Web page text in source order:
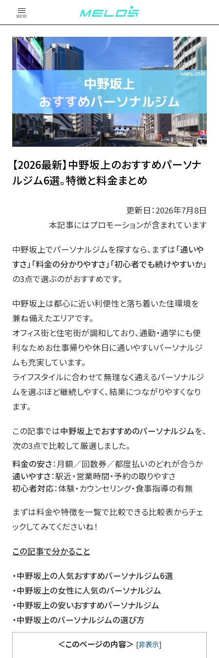
MENU
【2026最新】中野坂上のおすすめパーソナ
ルジム6選。特徴と料金まとめ
更新日：2026年7月8日
本記事にはプロモーションが含まれています
中野坂上でパーソナルジムを探すなら、まずは「通いや
すさ」「料金の分かりやすさ」「初心者でも続けやすいか」
の3点で選ぶのがおすすめです。
中野坂上は都心に近い利便性と落ち着いた住環境を
兼ね備えたエリアです。
オフィス街と住宅街が調和しており、通勤・通学にも便
利なためお仕事帰りや休日に通いやすいパーソナルジ
ムも充実しています。
ライフスタイルに合わせて無理なく通えるパーソナルジ
ムを選ぶほど継続しやすく、結果につながりやすくなり
ます。
この記事では中野坂上でおすすめのパーソナルジムを、
次の3点で比較して厳選しました。
料金の安さ：月額／回数券／都度払いのどれが合うか
通いやすさ：駅近・営業時間・予約の取りやすさ
初心者対応：体験・カウンセリング・食事指導の有無
まずは料金や特徴を一覧で比較できる比較表からチェ
ックしてみてくださいね！
この記事で分かること
・中野坂上の人気おすすめパーソナルジム6選
・中野坂上の女性に人気のパーソナルジム
・中野坂上の安いおすすめパーソナルジム
・中野坂上のパーソナルジムの選び方
＜このページの内容＞ [非表示]